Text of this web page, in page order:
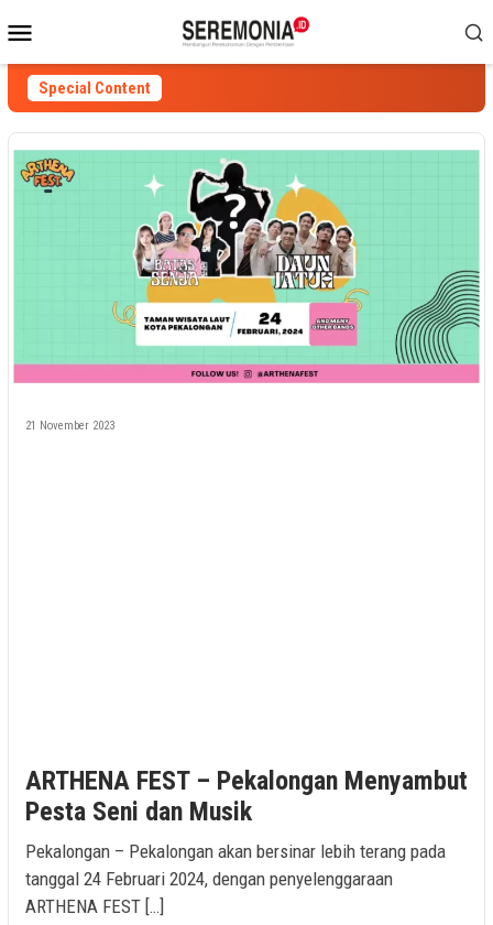
to
contentMenu
Special Content
21 November 2023
ARTHENA FEST – Pekalongan Menyambut
Pesta Seni dan Musik
Pekalongan – Pekalongan akan bersinar lebih terang pada
tanggal 24 Februari 2024, dengan penyelenggaraan
ARTHENA FEST […]